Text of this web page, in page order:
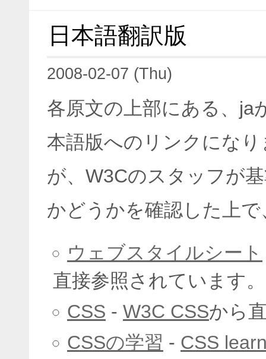
日本語翻訳版
2008-02-07 (Thu)
各原文の上部にある、ja
本語版へのリンクにな
が、W3Cのスタッフが
かどうかを確認した上
ウェブスタイルシート
直接参照されています。
CSS - W3C CSSから
CSSの学習 - CSS